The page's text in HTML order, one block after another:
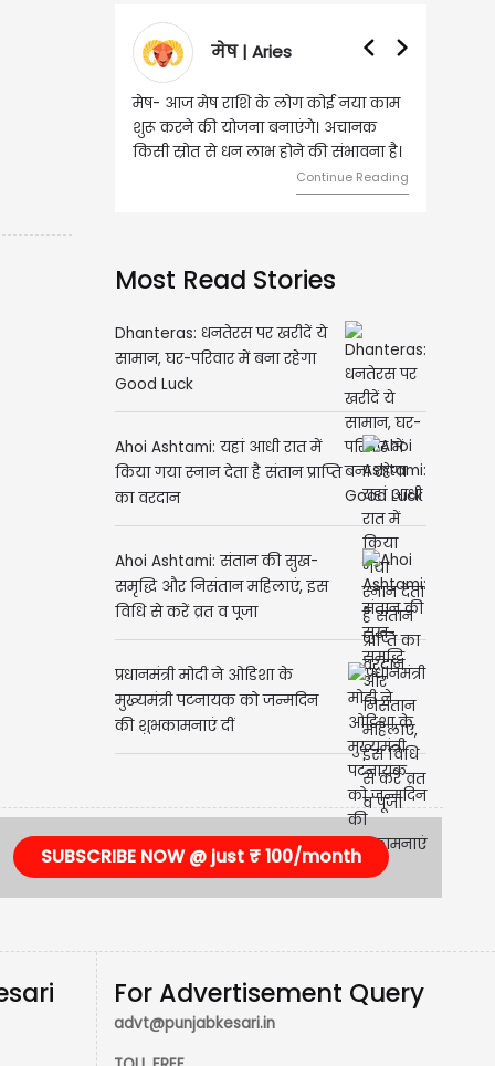
मेष | Aries
मेष- आज मेष राशि के लोग कोई नया काम
शुरू करने की योजना बनाएंगे। अचानक
किसी स्रोत से धन लाभ होने की संभावना है।
Continue Reading
वृषभ |
वृष - आज ऐसे व्यक्ति से
जिससे भविष्य में बड़े
दांपत्य जीवन में मधुरता बनी
Most Read Stories
Dhanteras: धनतेरस पर खरीदें ये
सामान, घर-परिवार में बना रहेगा
Good Luck
Ahoi Ashtami: यहां आधी रात में
किया गया स्नान देता है संतान प्राप्ति
का वरदान
Ahoi Ashtami: संतान की सुख-
समृद्धि और निसंतान महिलाएं, इस
विधि से करें व्रत व पूजा
प्रधानमंत्री मोदी ने ओडिशा के
मुख्यमंत्री पटनायक को जन्मदिन
की शुभकामनाएं दीं
SUBSCRIBE NOW @ just ₹ 100/month
For Advertisement Query
advt@punjabkesari.in